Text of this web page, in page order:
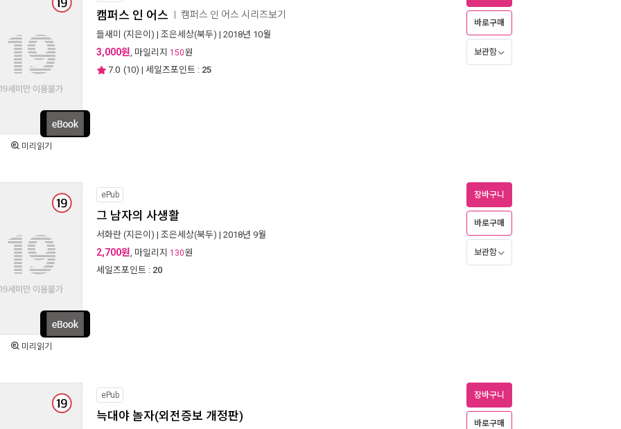
미리읽기
캠퍼스 인 어스 캠퍼스 인 어스 시리즈보기
들새미 (지은이) | 조은세상(북두) | 2018년 10월
3,000원, 마일리지 150원
7.0 (10) | 세일즈포인트 : 25
바로구매
보관함
미리읽기
ePub
그 남자의 사생활
서화란 (지은이) | 조은세상(북두) | 2018년 9월
2,700원, 마일리지 130원
세일즈포인트 : 20
장바구니
바로구매
보관함
ePub
늑대야 놀자(외전증보 개정판)
장바구니
바로구매